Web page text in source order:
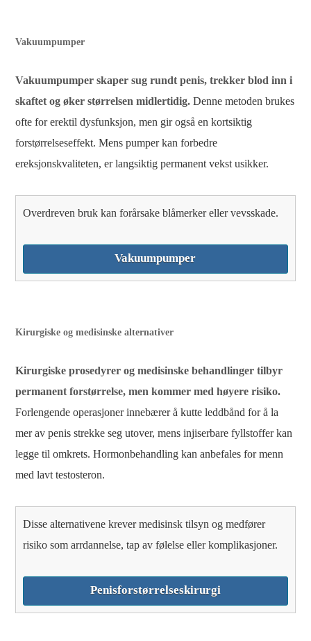
Vakuumpumper
Vakuumpumper skaper sug rundt penis, trekker blod inn i
skaftet og øker størrelsen midlertidig. Denne metoden brukes
ofte for erektil dysfunksjon, men gir også en kortsiktig
forstørrelseseffekt. Mens pumper kan forbedre
ereksjonskvaliteten, er langsiktig permanent vekst usikker.
Overdreven bruk kan forårsake blåmerker eller vevsskade.
Vakuumpumper
Kirurgiske og medisinske alternativer
Kirurgiske prosedyrer og medisinske behandlinger tilbyr
permanent forstørrelse, men kommer med høyere risiko.
Forlengende operasjoner innebærer å kutte leddbånd for å la
mer av penis strekke seg utover, mens injiserbare fyllstoffer kan
legge til omkrets. Hormonbehandling kan anbefales for menn
med lavt testosteron.
Disse alternativene krever medisinsk tilsyn og medfører
risiko som arrdannelse, tap av følelse eller komplikasjoner.
Penisforstørrelseskirurgi